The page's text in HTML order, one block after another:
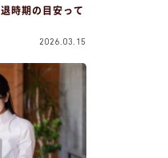
時期の目安って
2026.03.15